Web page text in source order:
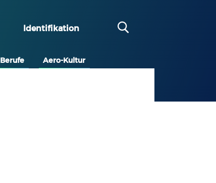
Identifikation
Berufe Aero-Kultur